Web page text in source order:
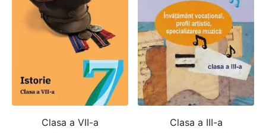
Clasa a VII-a
Clasa a III-a